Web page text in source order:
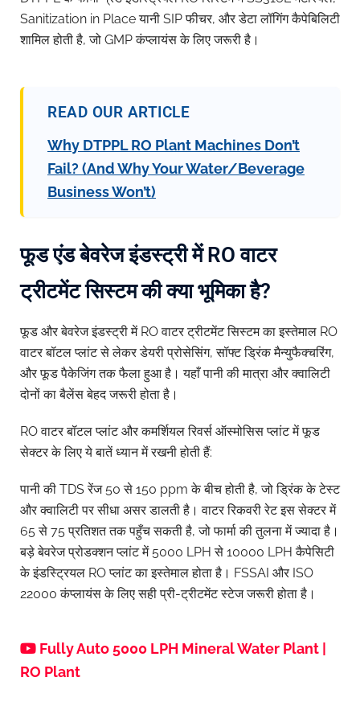
Sanitization in Place यानी SIP फीचर, और डेटा लॉगिंग कैपेबिलिटी
शामिल होती है, जो GMP कंप्लायंस के लिए जरूरी है।
READ OUR ARTICLE
Why DTPPL RO Plant Machines Don’t
Fail? (And Why Your Water/Beverage
Business Won’t)
फूड एंड बेवरेज इंडस्ट्री में RO वाटर
ट्रीटमेंट सिस्टम की क्या भूमिका है?
फूड और बेवरेज इंडस्ट्री में RO वाटर ट्रीटमेंट सिस्टम का इस्तेमाल RO
वाटर बॉटल प्लांट से लेकर डेयरी प्रोसेसिंग, सॉफ्ट ड्रिंक मैन्युफैक्चरिंग,
और फूड पैकेजिंग तक फैला हुआ है। यहाँ पानी की मात्रा और क्वालिटी
दोनों का बैलेंस बेहद जरूरी होता है।
RO वाटर बॉटल प्लांट और कमर्शियल रिवर्स ऑस्मोसिस प्लांट में फूड
सेक्टर के लिए ये बातें ध्यान में रखनी होती हैं:
पानी की TDS रेंज 50 से 150 ppm के बीच होती है, जो ड्रिंक के टेस्ट
और क्वालिटी पर सीधा असर डालती है। वाटर रिकवरी रेट इस सेक्टर में
65 से 75 प्रतिशत तक पहुँच सकती है, जो फार्मा की तुलना में ज्यादा है।
बड़े बेवरेज प्रोडक्शन प्लांट में 5000 LPH से 10000 LPH कैपेसिटी
के इंडस्ट्रियल RO प्लांट का इस्तेमाल होता है। FSSAI और ISO
22000 कंप्लायंस के लिए सही प्री-ट्रीटमेंट स्टेज जरूरी होता है।
Fully Auto 5000 LPH Mineral Water Plant |
RO Plant